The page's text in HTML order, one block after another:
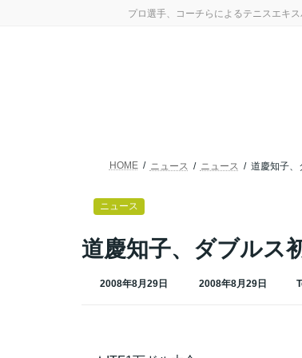
プロ選手、コーチらによるテニスエキ
ニュース
道慶知子、ダブル
2008年8月29日
最
2008年8月29日
HOME ニュース ニュース 道慶知子